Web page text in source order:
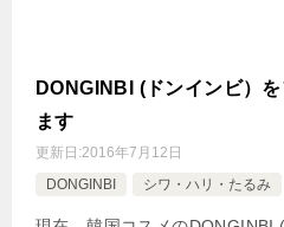
DONGINBI (ドンインビ）
ます
更新日:2016年7月12日
DONGINBI
シワ・ハリ・たるみ